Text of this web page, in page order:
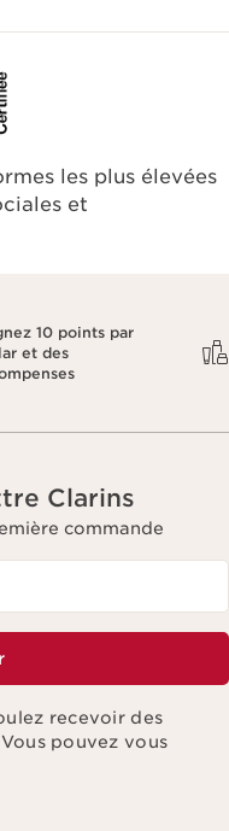
les plus élevées
et
10 points par
et des
Clarins
commande
recevoir des
pouvez vous